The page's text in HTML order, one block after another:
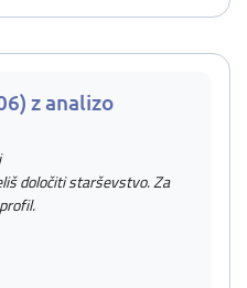
z analizo
določiti starševstvo. Za